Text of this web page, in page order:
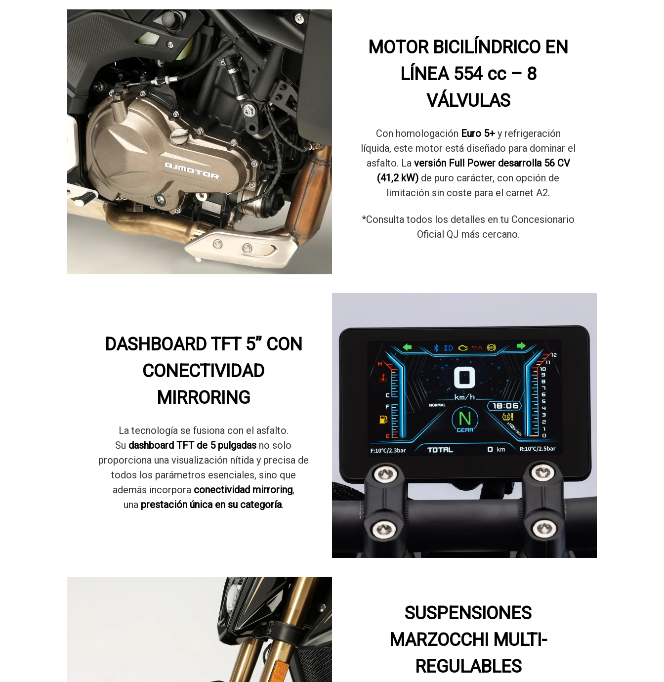
MOTOR BICILÍNDRICO EN
LÍNEA 554 cc – 8
VÁLVULAS
Con homologación Euro 5+y refrigeración
líquida, este motor está diseñado para dominar el
asfalto. La versión Full Power desarrolla 56 CV
(41,2 kW) de puro carácter, con opción de
limitación sin coste para el carnet A2.
*Consulta todos los detalles en tu Concesionario
Oficial QJ más cercano.
DASHBOARD TFT 5” CON
CONECTIVIDAD
MIRRORING
La tecnología se fusiona con el asfalto.
Su dashboard TFT de 5 pulgadas no solo
proporciona una visualización nítida y precisa de
todos los parámetros esenciales, sino que
además incorpora conectividad mirroring,
una prestación única en su categoría.
SUSPENSIONES
MARZOCCHI MULTI-
REGULABLES